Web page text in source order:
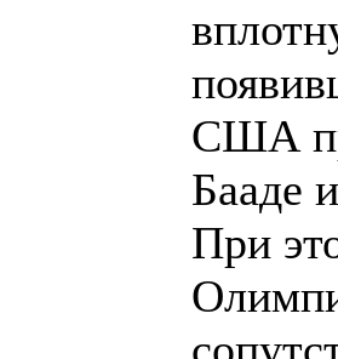
США
Бааде
При